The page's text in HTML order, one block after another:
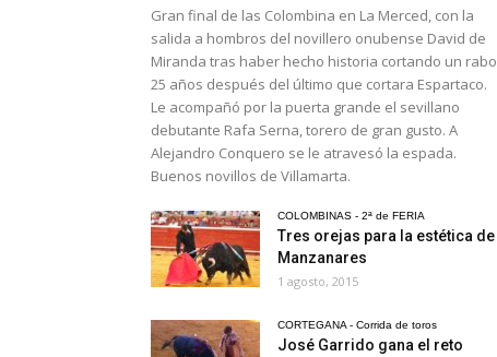
Gran final de las Colombina en La Merced, con la
salida a hombros del novillero onubense David de
Miranda tras haber hecho historia cortando un rabo
25 años después del último que cortara Espartaco.
Le acompañó por la puerta grande el sevillano
debutante Rafa Serna, torero de gran gusto. A
Alejandro Conquero se le atravesó la espada.
Buenos novillos de Villamarta.
COLOMBINAS - 2ª de FERIA
Tres orejas para la estética de
Manzanares
1 agosto, 2015
CORTEGANA - Corrida de toros
José Garrido gana el reto